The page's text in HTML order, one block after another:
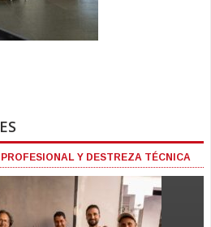
Y DESTREZA TÉCNICA